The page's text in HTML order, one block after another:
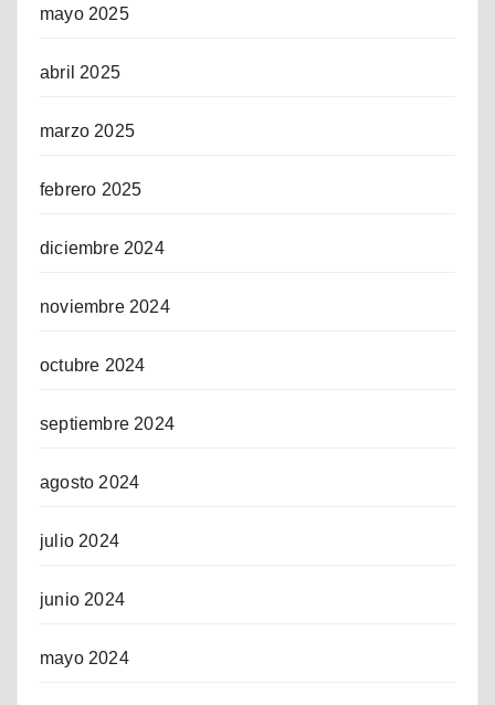
mayo 2025
abril 2025
marzo 2025
febrero 2025
diciembre 2024
noviembre 2024
octubre 2024
septiembre 2024
agosto 2024
julio 2024
junio 2024
mayo 2024